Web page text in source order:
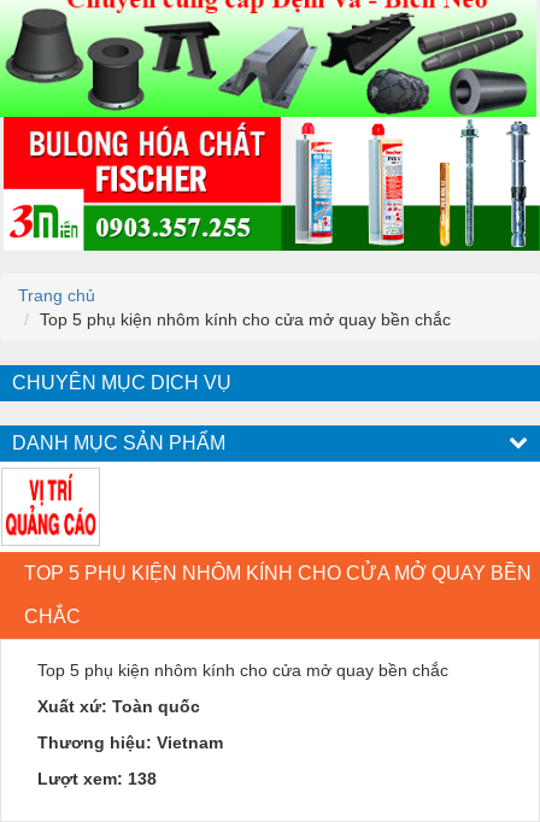
Trang chủ
Top 5 phụ kiện nhôm kính cho cửa mở quay bền chắc
CHUYÊN MỤC DỊCH VỤ
DANH MỤC SẢN PHẨM
TOP 5 PHỤ KIỆN NHÔM KÍNH CHO CỬA MỞ QUAY BỀN
CHẮC
Top 5 phụ kiện nhôm kính cho cửa mở quay bền chắc
Xuất xứ: Toàn quốc
Thương hiệu: Vietnam
Lượt xem: 138